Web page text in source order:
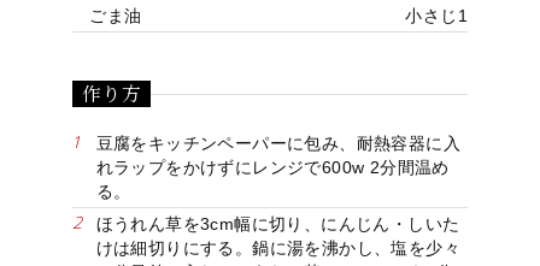
ごま油
小さじ1
作り方
豆腐をキッチンペーパーに包み、耐熱容器に入
れラップをかけずにレンジで600w 2分間温め
ほうれん草を3cm幅に切り、にんじん・しいた
けは細切りにする。鍋に湯を沸かし、塩を少々
て
ア